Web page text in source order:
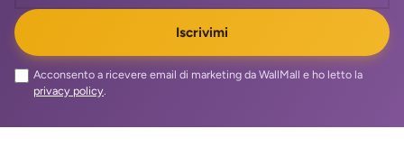
Iscrivimi
Acconsento a ricevere email di marketing da WallMall e ho letto la
privacy policy.